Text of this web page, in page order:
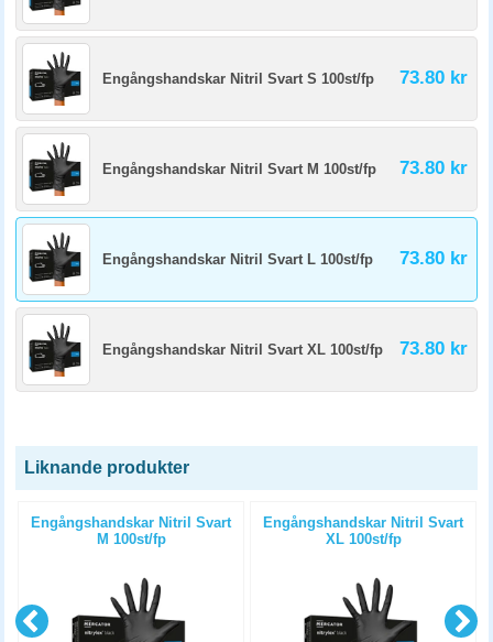
Engångshandskar Nitril Svart S 100st/fp 73.80 kr
Engångshandskar Nitril Svart M 100st/fp 73.80 kr
Engångshandskar Nitril Svart L 100st/fp 73.80 kr
Engångshandskar Nitril Svart XL 100st/fp 73.80 kr
Liknande produkter
Engångshandskar Nitril Svart
M 100st/fp
Engångshandskar Nitril Svart
XL 100st/fp